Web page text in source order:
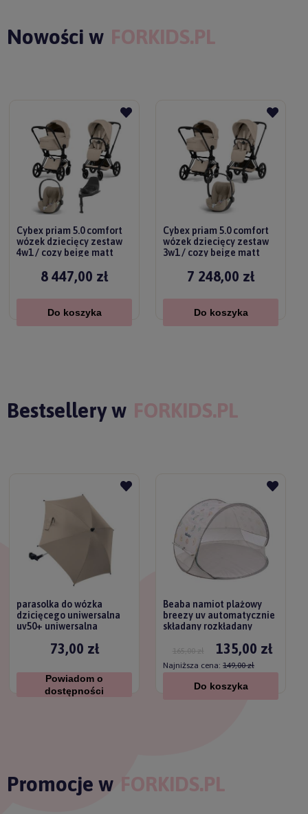
Nowości w FORKIDS.PL
Cybex priam 5.0 comfort
wózek dziecięcy zestaw
4w1 / cozy beige matt
8 447,00 zł
Do koszyka
Cybex priam 5.0 comfort
wózek dziecięcy zestaw
3w1 / cozy beige matt
7 248,00 zł
Do koszyka
Bestsellery w FORKIDS.PL
parasolka do wózka
dzicięcego uniwersalna
uv50+ uniwersalna
73,00 zł
Powiadom o
dostępności
Beaba namiot plażowy
breezy uv automatycznie
składany rozkładany
135,00 zł
165,00 zł
Najniższa cena: 149,00 zł
Do koszyka
Promocje w FORKIDS.PL